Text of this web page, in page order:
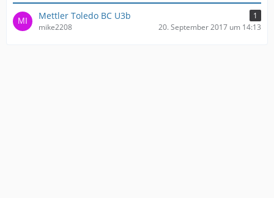
Mettler Toledo BC U3b
1
mike2208
20. September 2017 um 14:13